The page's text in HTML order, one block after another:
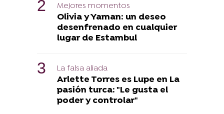
Mejores momentos
Olivia y Yaman: un deseo
desenfrenado en cualquier
lugar de Estambul
La falsa aliada
Arlette Torres es Lupe en La
pasión turca: "Le gusta el
poder y controlar"